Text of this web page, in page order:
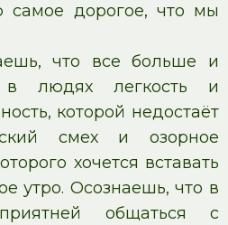
самое дорогое, что мы
что все больше и
людях легкость и
которой недостаёт
смех и озорное
хочется вставать
утро. Осознаешь, что в
общаться с